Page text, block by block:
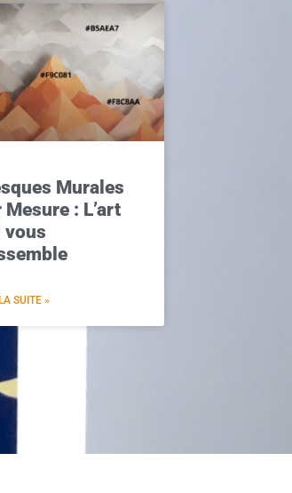
Murales
Mesure : L’art
vous
SUITE »